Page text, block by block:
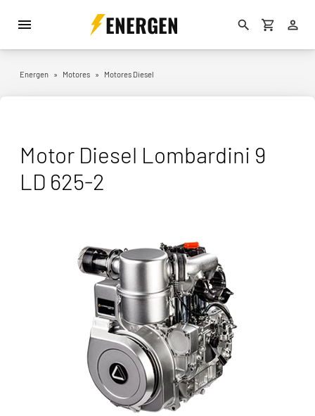
ENERGEN
Energen » Motores » Motores Diesel
Motor Diesel Lombardini 9
LD 625-2